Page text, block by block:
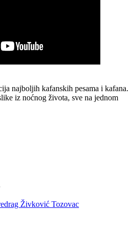
najboljih kafanskih pesama i kafana.
iz noćnog života, sve na jednom